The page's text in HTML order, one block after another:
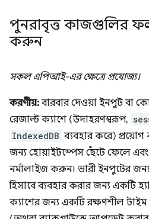
পুনরাবৃত্ত কাজগুলির
করুন
সকল এপিআই-এর ক্ষেত্রে প্রযোজ্য।
করণীয়:বারবার দেওয়া ইনপুট বা
রেজাল্ট ক্যাশে (উদাহরণস্বরূপ,
IndexedDB ব্যবহার করে) প্রয়োগ
জন্য হোয়াইটস্পেস ছেঁটে ফেলে
নর্মালাইজ করুন। ভারী ইনপুটের
হিসাবে ব্যবহার করার জন্য একটি
ক্যাশের জন্য একটি রক্ষণশীল